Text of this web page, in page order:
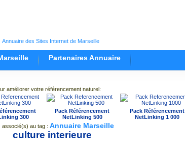
Annuaire des Sites Internet de Marseille
Partenaires Annuaire
améliorer votre référencement naturel:
300
Pack Référencement
NetLinking 500
Pack Référencement
NetLinking 1 000
associé(s) au tag : Annuaire Marseille
culture interieure